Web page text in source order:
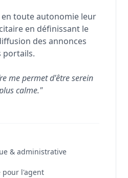
toute autonomie leur
en définissant le
des annonces
portails.
me permet d'être serein
calme."
& administrative
pour l'agent